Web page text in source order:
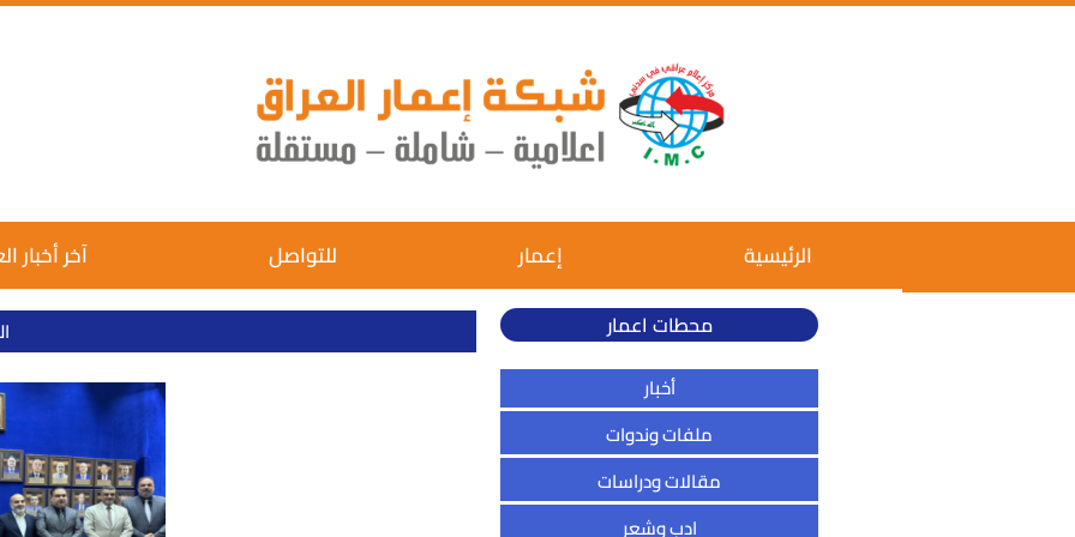
آخر أخبار للتواصل إعمار الرئيسية
محطات اعمار
أخبار
ملفات وندوات
مقالات ودراسات
ادب وشعر